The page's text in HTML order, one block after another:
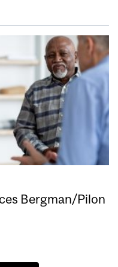
Bergman/Pilon